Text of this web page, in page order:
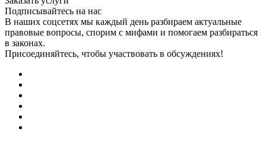
Подписывайтесь на нас
В наших соцсетях мы каждый день разбираем актуальные
правовые вопросы, спорим с мифами и помогаем разбираться
в законах.
Присоединяйтесь, чтобы участвовать в обсуждениях!